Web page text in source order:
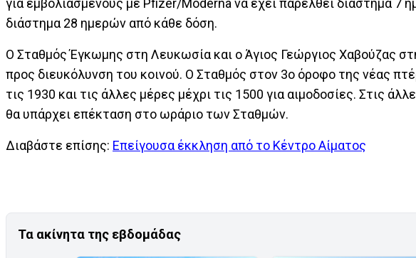
για εμβολιασμένους με Pfizer/Moderna να έχει παρέλθει διάστημα
διάστημα 28 ημερών από κάθε δόση.
Ο Σταθμός Έγκωμης στη Λευκωσία και ο Άγιος Γεώργιος Χαβούζας
προς διευκόλυνση του κοινού. Ο Σταθμός στον 3ο όροφο της νέας
τις 1930 και τις άλλες μέρες μέχρι τις 1500 για αιμοδοσίες. Στις
θα υπάρχει επέκταση στο ωράριο των Σταθμών.
Διαβάστε επίσης: Επείγουσα έκκληση από το Κέντρο Αίματος
Τα ακίνητα της εβδομάδας